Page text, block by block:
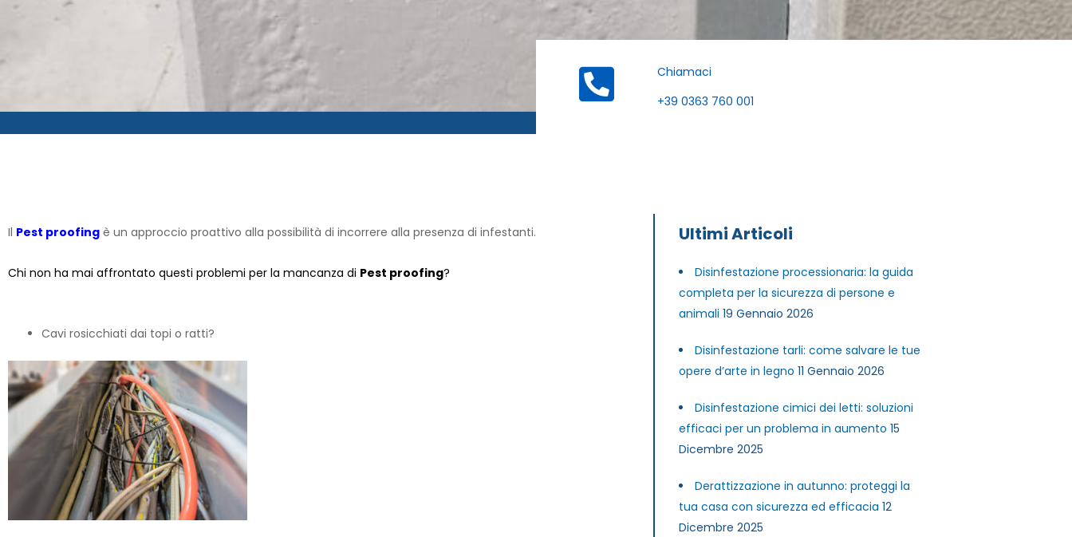
Chiamaci
+39 0363 760 001
Il Pest proofing è un approccio proattivo alla possibilità di incorrere alla presenza di infestanti.
Chi non ha mai affrontato questi problemi per la mancanza di Pest proofing?
Cavi rosicchiati dai topi o ratti?
Ultimi Articoli
Disinfestazione processionaria: la guida
completa per la sicurezza di persone e
animali 19 Gennaio 2026
Disinfestazione tarli: come salvare le tue
opere d’arte in legno 11 Gennaio 2026
Disinfestazione cimici dei letti: soluzioni
efficaci per un problema in aumento 15
Dicembre 2025
Derattizzazione in autunno: proteggi la
tua casa con sicurezza ed efficacia 12
Dicembre 2025